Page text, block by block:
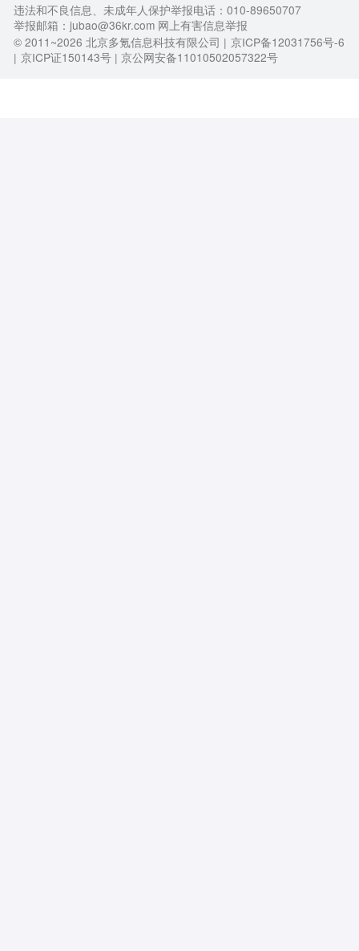
违法和不良信息、未成年人保护举报电话：010-89650707
举报邮箱：jubao@36kr.com 网上有害信息举报
© 2011~2026 北京多氪信息科技有限公司 | 京ICP备12031756号-6
| 京ICP证150143号 | 京公网安备11010502057322号